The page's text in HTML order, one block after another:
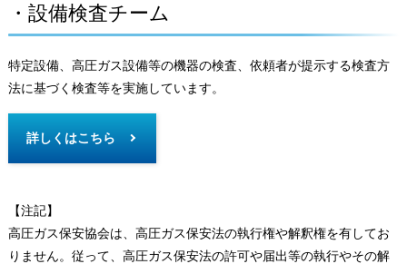
・設備検査チーム
特定設備、高圧ガス設備等の機器の検査、依頼者が提示する検査方
法に基づく検査等を実施しています。
詳しくはこちら
【注記】
高圧ガス保安協会は、高圧ガス保安法の執行権や解釈権を有してお
りません。従って、高圧ガス保安法の許可や届出等の執行やその解